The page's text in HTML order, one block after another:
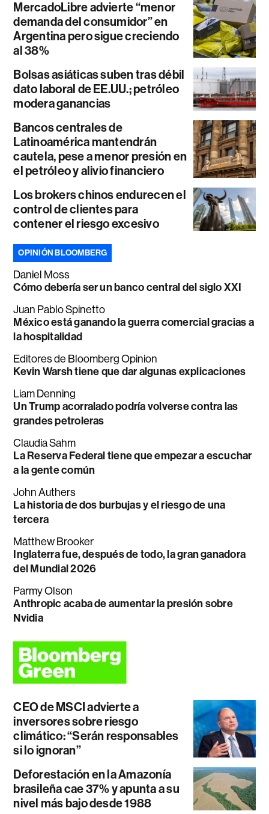
MercadoLibre advierte “menor
demanda del consumidor” en
Argentina pero sigue creciendo
al 38%
Bolsas asiáticas suben tras débil
dato laboral de EE.UU.; petróleo
modera ganancias
Bancos centrales de
Latinoamérica mantendrán
cautela, pese a menor presión en
el petróleo y alivio financiero
Los brokers chinos endurecen el
control de clientes para
contener el riesgo excesivo
OPINIÓN BLOOMBERG
Daniel Moss
Cómo debería ser un banco central del siglo XXI
Juan Pablo Spinetto
México está ganando la guerra comercial gracias a
la hospitalidad
Editores de Bloomberg Opinion
Kevin Warsh tiene que dar algunas explicaciones
Liam Denning
Un Trump acorralado podría volverse contra las
grandes petroleras
Claudia Sahm
La Reserva Federal tiene que empezar a escuchar
a la gente común
John Authers
La historia de dos burbujas y el riesgo de una
tercera
Matthew Brooker
Inglaterra fue, después de todo, la gran ganadora
del Mundial 2026
Parmy Olson
Anthropic acaba de aumentar la presión sobre
Nvidia
CEO de MSCI advierte a
inversores sobre riesgo
climático: “Serán responsables
si lo ignoran”
Deforestación en la Amazonía
brasileña cae 37% y apunta a su
nivel más bajo desde 1988